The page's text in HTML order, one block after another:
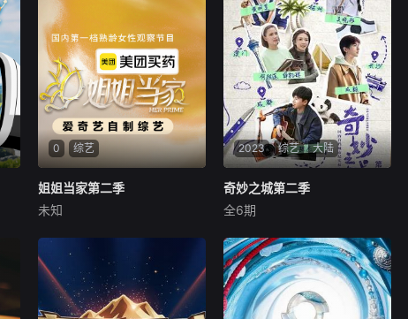
0 综艺
姐姐当家第二季
未知
一档聚焦“中女群体”的女性生
活观察类真人秀，节目邀请处
于不同年龄、情感、事业和个
人成长状态下的“中女”，以她
们的生活为“中女”样本，去探
姐姐当家第二季
未知
2023 综艺 大陆
奇妙之城第二季
张杰
城市深度探寻文旅纪录
片，继承第一季初心，以优质
内容为核心，将综艺特质与纪
录片相融合，聚焦百味生活探
究城市奥妙。以明星探寻和生
奇妙之城第二季
全6期